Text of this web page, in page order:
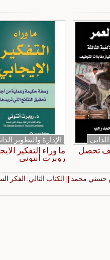
تحصل
الإدارة والتطوير
ما وراء التفكير
روبرت أنتوني
حسني محمد|| الكتاب التالي: الفكر